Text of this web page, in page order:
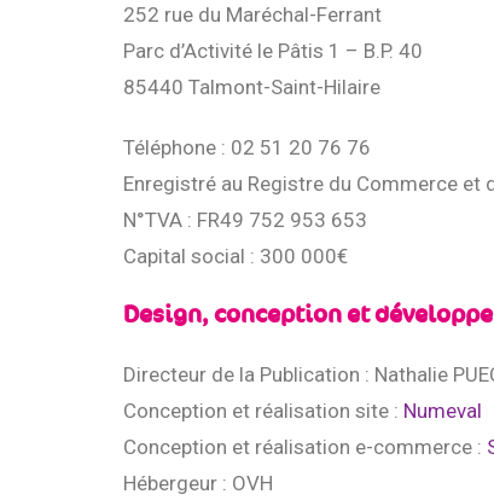
252 rue du Maréchal-Ferrant
Parc d’Activité le Pâtis 1 – B.P. 40
85440 Talmont-Saint-Hilaire
Téléphone : 02 51 20 76 76
Enregistré au Registre du Commerce et
N°TVA : FR49 752 953 653
Capital social : 300 000€
Design, conception et
Directeur de la Publication : Nathalie
Conception et réalisation site : Numeval
Conception et réalisation e-commerce :
Hébergeur : OVH